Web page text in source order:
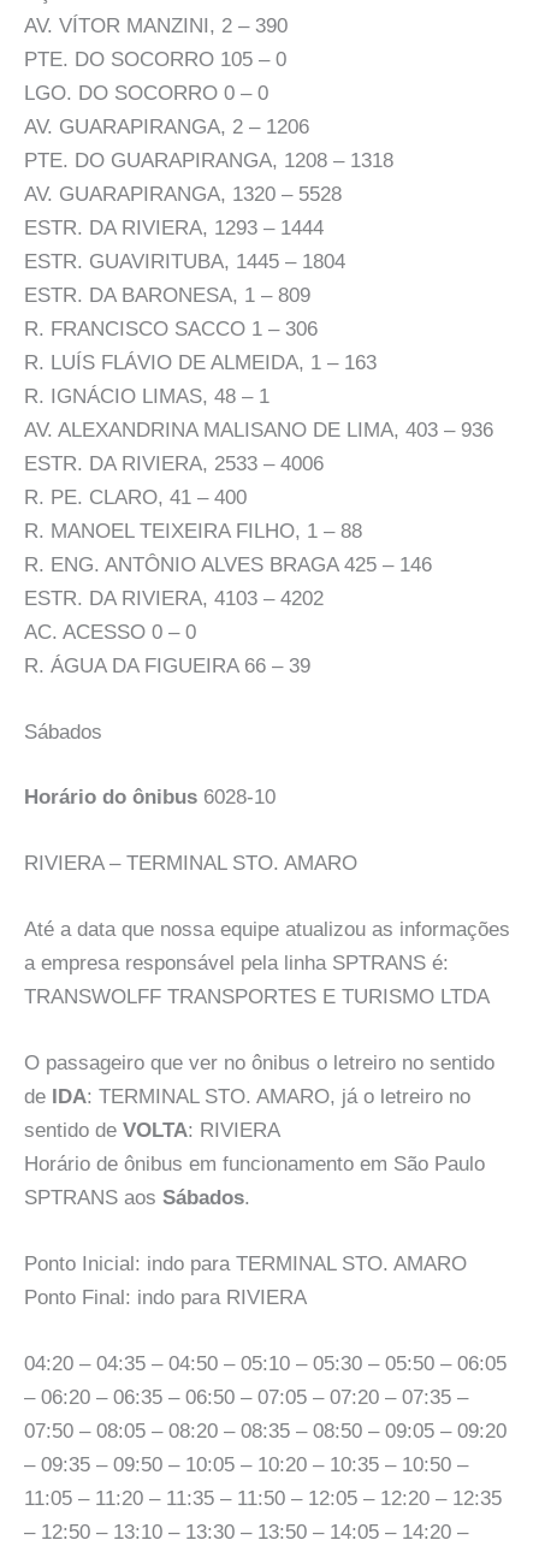
AV. VÍTOR MANZINI, 2 – 390
PTE. DO SOCORRO 105 – 0
LGO. DO SOCORRO 0 – 0
AV. GUARAPIRANGA, 2 – 1206
PTE. DO GUARAPIRANGA, 1208 – 1318
AV. GUARAPIRANGA, 1320 – 5528
ESTR. DA RIVIERA, 1293 – 1444
ESTR. GUAVIRITUBA, 1445 – 1804
ESTR. DA BARONESA, 1 – 809
R. FRANCISCO SACCO 1 – 306
R. LUÍS FLÁVIO DE ALMEIDA, 1 – 163
R. IGNÁCIO LIMAS, 48 – 1
AV. ALEXANDRINA MALISANO DE LIMA, 403 – 936
ESTR. DA RIVIERA, 2533 – 4006
R. PE. CLARO, 41 – 400
R. MANOEL TEIXEIRA FILHO, 1 – 88
R. ENG. ANTÔNIO ALVES BRAGA 425 – 146
ESTR. DA RIVIERA, 4103 – 4202
AC. ACESSO 0 – 0
R. ÁGUA DA FIGUEIRA 66 – 39
Sábados
Horário do ônibus 6028-10
RIVIERA – TERMINAL STO. AMARO
Até a data que nossa equipe atualizou as informações
a empresa responsável pela linha SPTRANS é:
TRANSWOLFF TRANSPORTES E TURISMO LTDA
O passageiro que ver no ônibus o letreiro no sentido
de IDA: TERMINAL STO. AMARO, já o letreiro no
sentido de VOLTA: RIVIERA
Horário de ônibus em funcionamento em São Paulo
SPTRANS aos Sábados.
Ponto Inicial: indo para TERMINAL STO. AMARO
Ponto Final: indo para RIVIERA
04:20 – 04:35 – 04:50 – 05:10 – 05:30 – 05:50 – 06:05
– 06:20 – 06:35 – 06:50 – 07:05 – 07:20 – 07:35 –
07:50 – 08:05 – 08:20 – 08:35 – 08:50 – 09:05 – 09:20
– 09:35 – 09:50 – 10:05 – 10:20 – 10:35 – 10:50 –
11:05 – 11:20 – 11:35 – 11:50 – 12:05 – 12:20 – 12:35
– 12:50 – 13:10 – 13:30 – 13:50 – 14:05 – 14:20 –